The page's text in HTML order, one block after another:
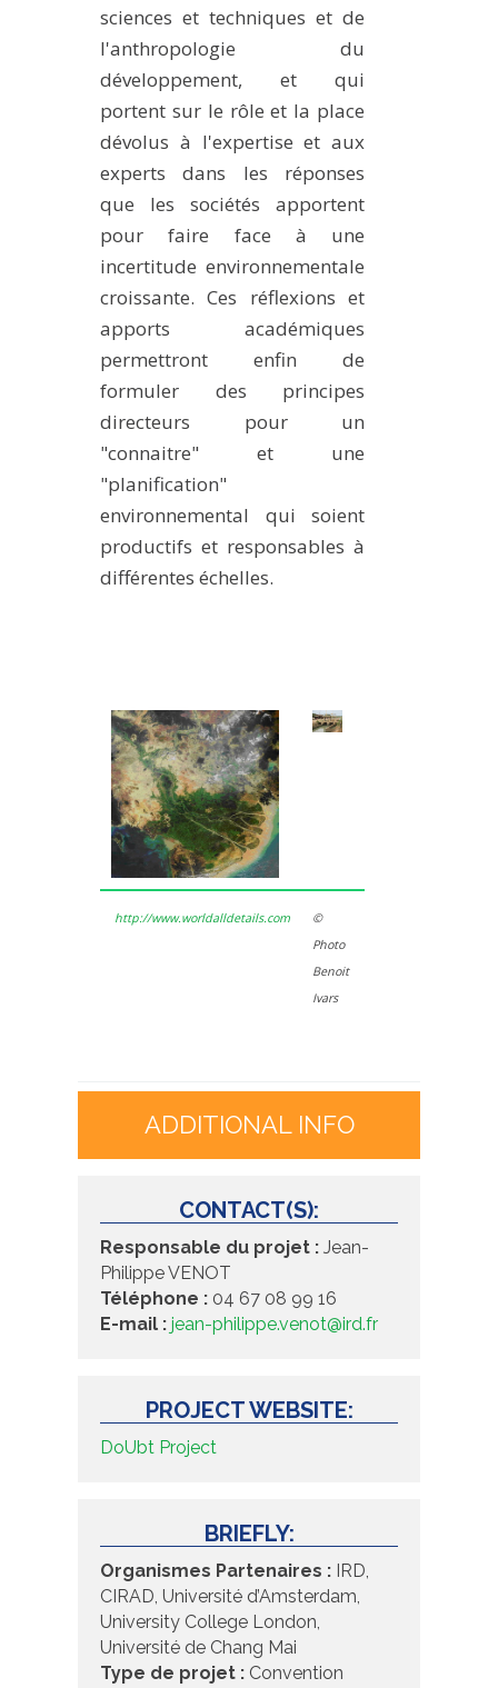
sciences et techniques et de
l'anthropologie du
développement, et qui
portent sur le rôle et la place
dévolus à l'expertise et aux
experts dans les réponses
que les sociétés apportent
pour faire face à une
incertitude environnementale
croissante. Ces réflexions et
apports académiques
permettront enfin de
formuler des principes
directeurs pour un
"connaitre" et une
"planification"
environnemental qui soient
productifs et responsables à
différentes échelles.
http://www.worldalldetails.com
©
Photo
Benoit
Ivars
ADDITIONAL INFO
CONTACT(S):
Responsable du projet : Jean-
Philippe VENOT
Téléphone : 04 67 08 99 16
E-mail : jean-philippe.venot@ird.fr
PROJECT WEBSITE:
DoUbt Project
BRIEFLY:
Organismes Partenaires : IRD,
CIRAD, Université d’Amsterdam,
University College London,
Université de Chang Mai
Type de projet : Convention